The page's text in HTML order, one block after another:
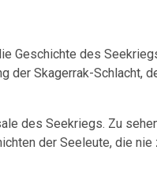
Geschichte des
Skagerrak-Schlacht,
des Seekriegs. Zu
der Seeleute, die nie